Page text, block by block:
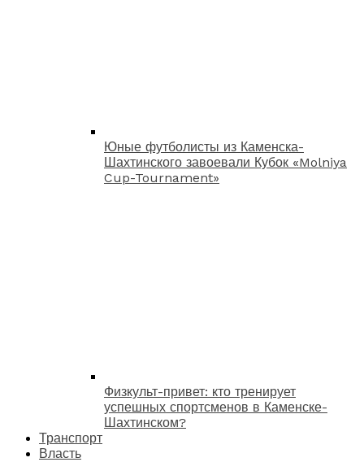
Юные футболисты из Каменска-
Шахтинского завоевали Кубок «Molniya
Cup-Tournament»
Физкульт-привет: кто тренирует
успешных спортсменов в Каменске-
Шахтинском?
Транспорт
Власть